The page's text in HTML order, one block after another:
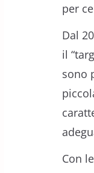
per
Dal
il
sono
Con